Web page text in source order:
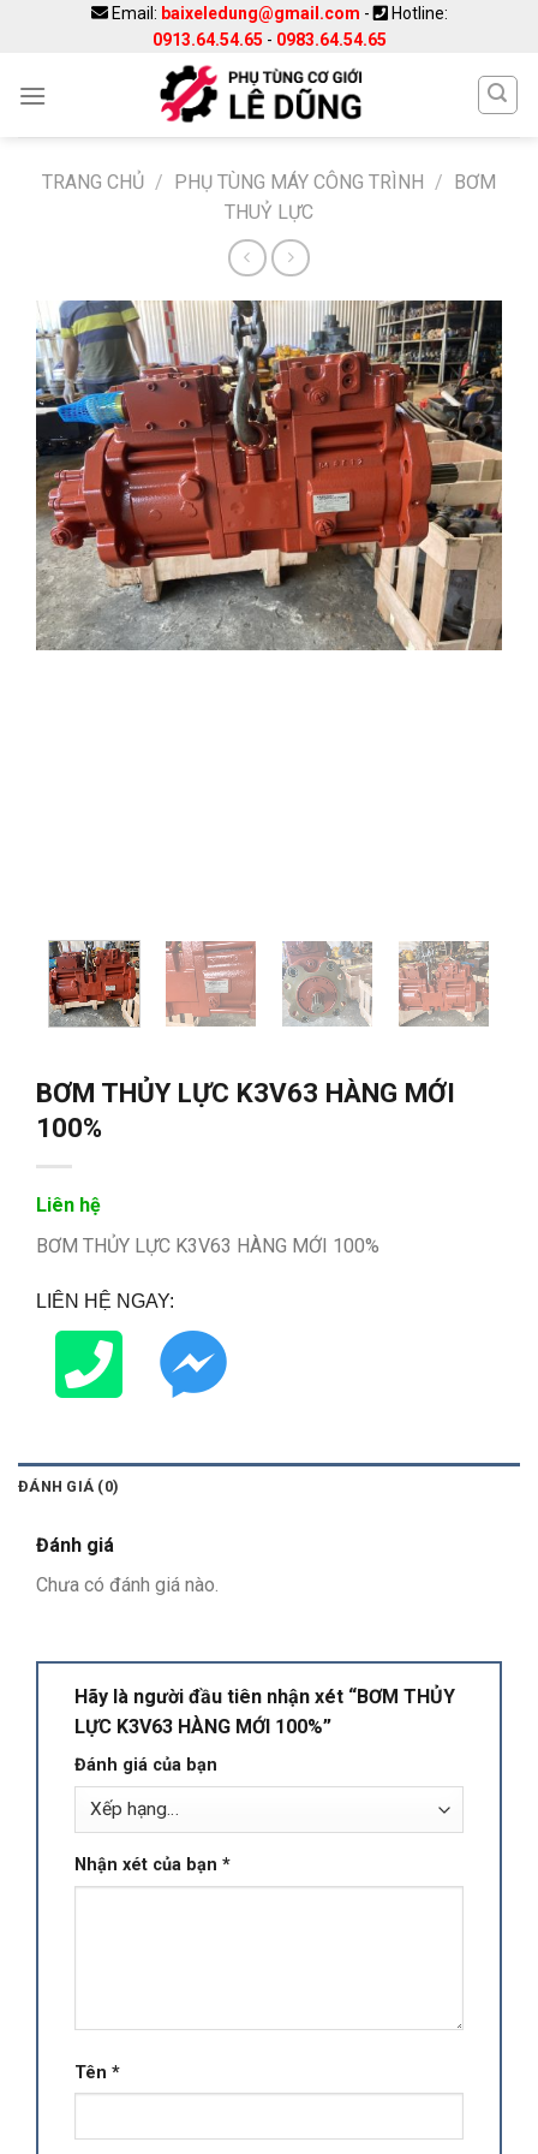
Email: baixeledung@gmail.com -
Hotline:
0913.64.54.65 - 0983.64.54.65
TRANG CHỦ / PHỤ TÙNG MÁY CÔNG TRÌNH / BƠM
THUỶ LỰC
BƠM THỦY LỰC K3V63 HÀNG MỚI
100%
Liên hệ
BƠM THỦY LỰC K3V63 HÀNG MỚI 100%
LIÊN HỆ NGAY:
ĐÁNH GIÁ (0)
Đánh giá
Chưa có đánh giá nào.
Hãy là người đầu tiên nhận xét “BƠM THỦY
LỰC K3V63 HÀNG MỚI 100%”
Đánh giá của bạn
Nhận xét của bạn *
Tên *